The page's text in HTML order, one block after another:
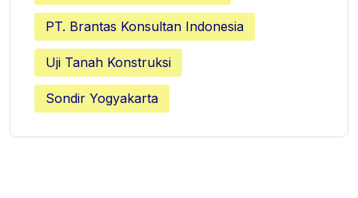
PT. Brantas Konsultan Indonesia
Uji Tanah Konstruksi
Sondir Yogyakarta